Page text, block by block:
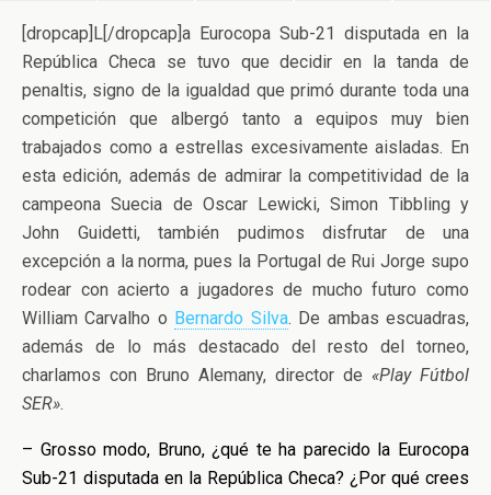
[dropcap]L[/dropcap]a Eurocopa Sub-21 disputada en la
República Checa se tuvo que decidir en la tanda de
penaltis, signo de la igualdad que primó durante toda una
competición que albergó tanto a equipos muy bien
trabajados como a estrellas excesivamente aisladas. En
esta edición, además de admirar la competitividad de la
campeona Suecia de Oscar Lewicki, Simon Tibbling y
John Guidetti, también pudimos disfrutar de una
excepción a la norma, pues la Portugal de Rui Jorge supo
rodear con acierto a jugadores de mucho futuro como
William Carvalho o Bernardo Silva. De ambas escuadras,
además de lo más destacado del resto del torneo,
charlamos con Bruno Alemany, director de «Play Fútbol
SER».
– Grosso modo, Bruno, ¿qué te ha parecido la Eurocopa
Sub-21 disputada en la República Checa? ¿Por qué crees